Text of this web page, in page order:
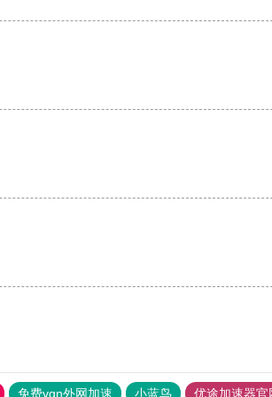
免费vqn外网加速 小蓝鸟 优途加速器官